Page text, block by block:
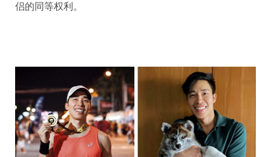
侣的同等权利。